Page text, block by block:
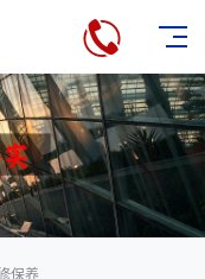
保养